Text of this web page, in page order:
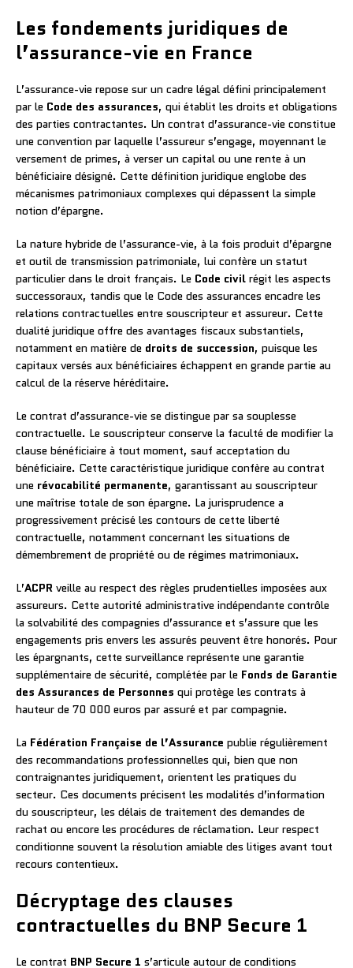
Les fondements juridiques de
l’assurance-vie en France
L’assurance-vie repose sur un cadre légal défini principalement
par le Code des assurances, qui établit les droits et obligations
des parties contractantes. Un contrat d’assurance-vie constitue
une convention par laquelle l’assureur s’engage, moyennant le
versement de primes, à verser un capital ou une rente à un
bénéficiaire désigné. Cette définition juridique englobe des
mécanismes patrimoniaux complexes qui dépassent la simple
notion d’épargne.
La nature hybride de l’assurance-vie, à la fois produit d’épargne
et outil de transmission patrimoniale, lui confère un statut
particulier dans le droit français. Le Code civil régit les aspects
successoraux, tandis que le Code des assurances encadre les
relations contractuelles entre souscripteur et assureur. Cette
dualité juridique offre des avantages fiscaux substantiels,
notamment en matière de droits de succession, puisque les
capitaux versés aux bénéficiaires échappent en grande partie au
calcul de la réserve héréditaire.
Le contrat d’assurance-vie se distingue par sa souplesse
contractuelle. Le souscripteur conserve la faculté de modifier la
clause bénéficiaire à tout moment, sauf acceptation du
bénéficiaire. Cette caractéristique juridique confère au contrat
une révocabilité permanente, garantissant au souscripteur
une maîtrise totale de son épargne. La jurisprudence a
progressivement précisé les contours de cette liberté
contractuelle, notamment concernant les situations de
démembrement de propriété ou de régimes matrimoniaux.
L’ACPR veille au respect des règles prudentielles imposées aux
assureurs. Cette autorité administrative indépendante contrôle
la solvabilité des compagnies d’assurance et s’assure que les
engagements pris envers les assurés peuvent être honorés. Pour
les épargnants, cette surveillance représente une garantie
supplémentaire de sécurité, complétée par le Fonds de Garantie
des Assurances de Personnes qui protège les contrats à
hauteur de 70 000 euros par assuré et par compagnie.
La Fédération Française de l’Assurance publie régulièrement
des recommandations professionnelles qui, bien que non
contraignantes juridiquement, orientent les pratiques du
secteur. Ces documents précisent les modalités d’information
du souscripteur, les délais de traitement des demandes de
rachat ou encore les procédures de réclamation. Leur respect
conditionne souvent la résolution amiable des litiges avant tout
recours contentieux.
Décryptage des clauses
contractuelles du BNP Secure 1
Le contrat BNP Secure 1 s’articule autour de conditions